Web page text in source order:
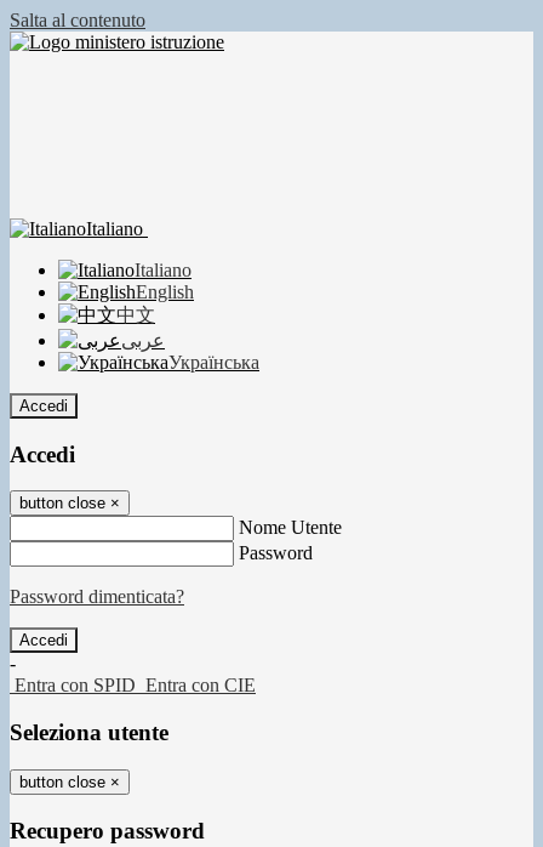
Salta al contenuto
Italiano
Italiano
English
中文
عربى
Українська
Accedi
Accedi
button close ×
Nome Utente
Password
Password dimenticata?
-
Entra con SPID Entra con CIE
Seleziona utente
button close ×
Recupero password